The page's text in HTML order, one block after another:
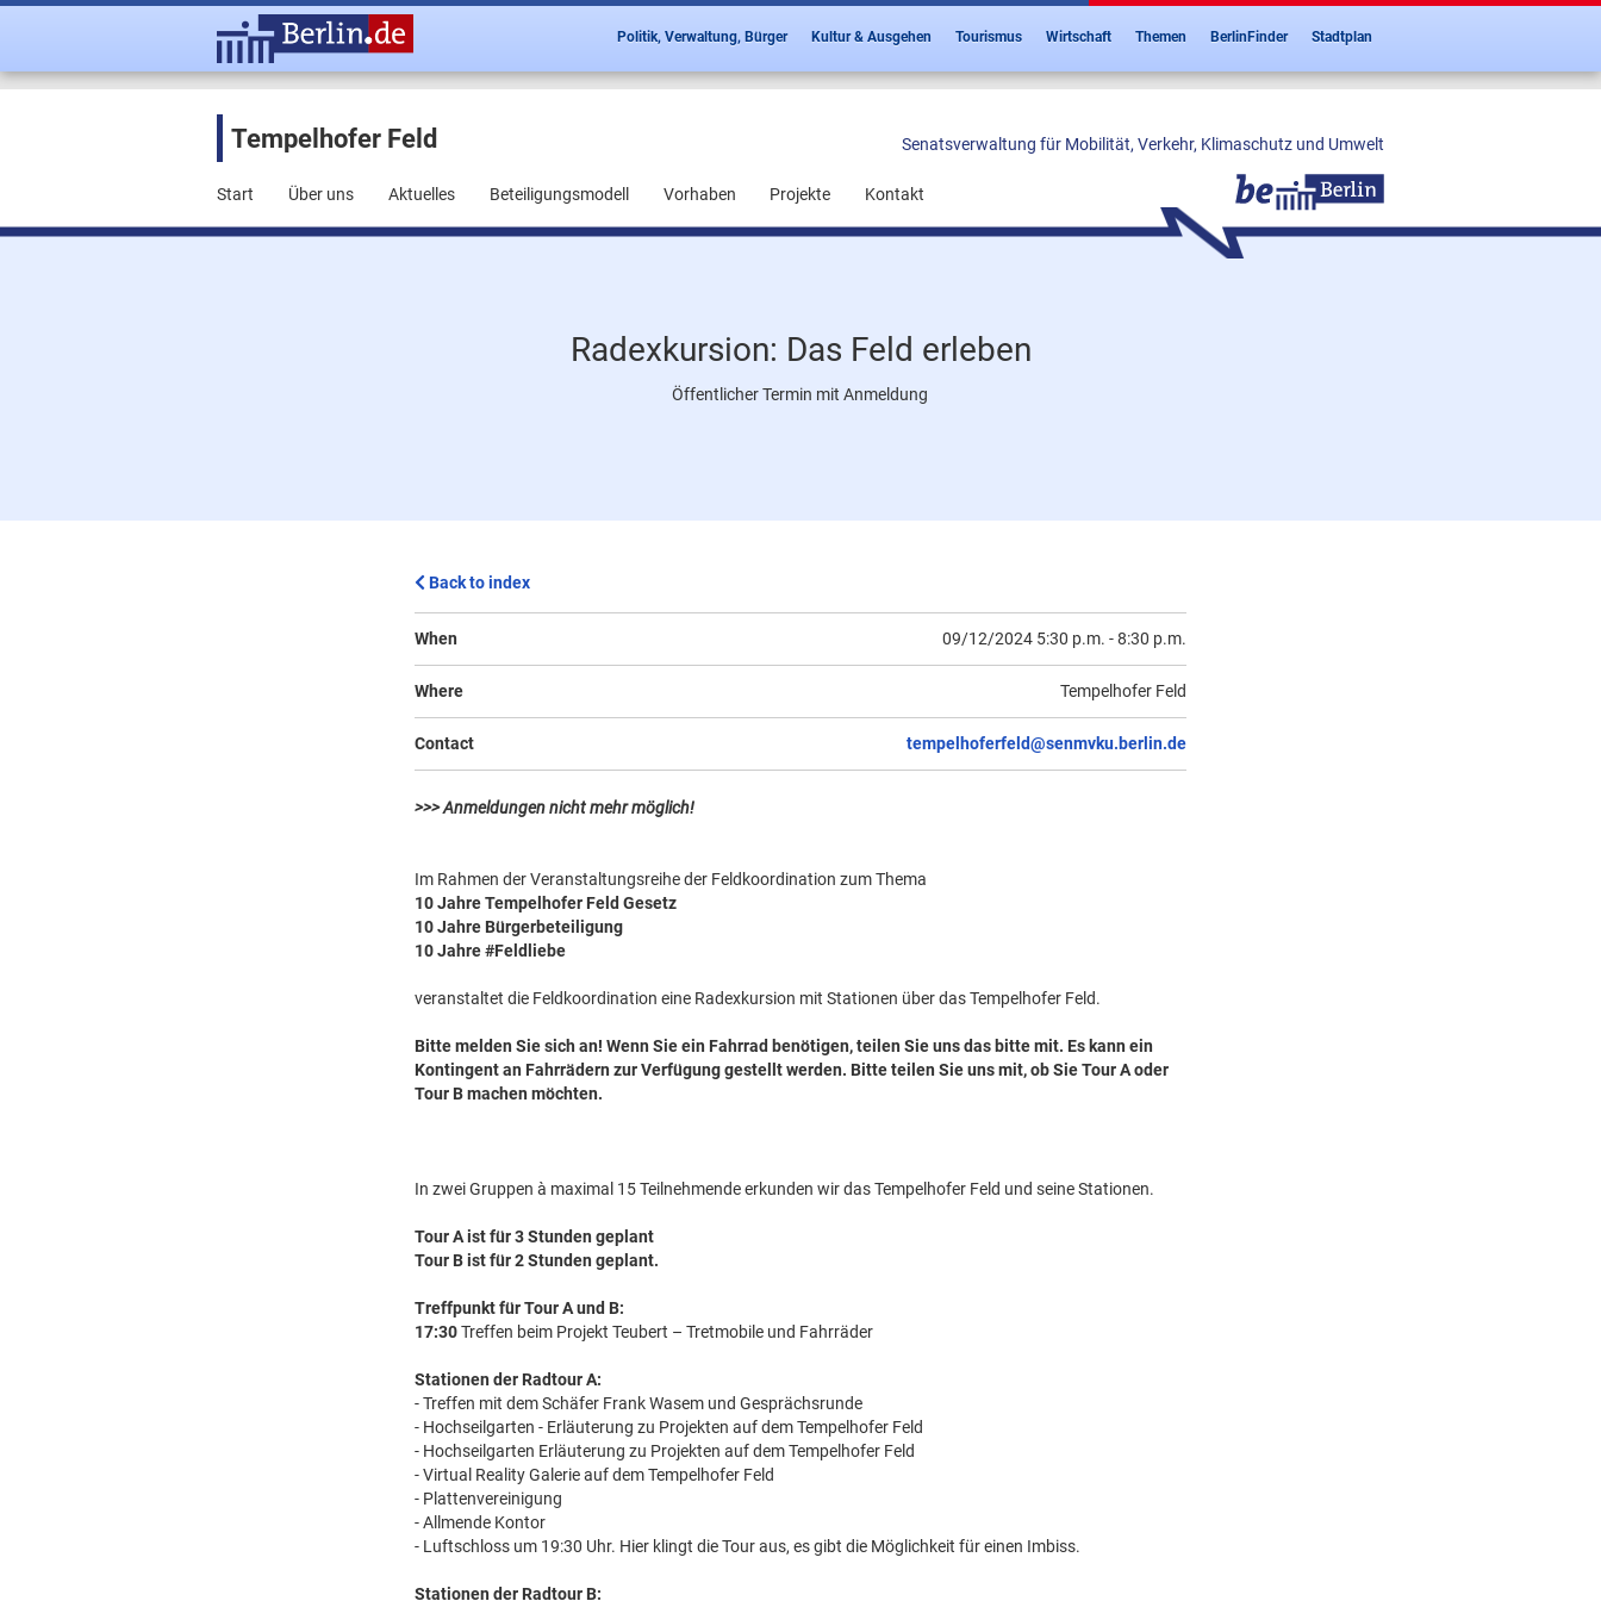
Politik, Verwaltung, Bürger Kultur & Ausgehen Tourismus Wirtschaft Themen BerlinFinder Stadtplan
Tempelhofer Feld
Start Über uns Aktuelles Beteiligungsmodell Vorhaben Projekte Kontakt
Senatsverwaltung für Mobilität, Verkehr, Klimaschutz und Umwelt
Radexkursion: Das Feld erleben
Öffentlicher Termin mit Anmeldung
Back to index
When 09/12/2024 5:30 p.m. -8:30 p.m.
Where Tempelhofer Feld
Contact tempelhoferfeld@senmvku.berlin.de
>>> Anmeldungen nicht mehr möglich!
Im Rahmen der Veranstaltungsreihe der Feldkoordination zum Thema
10 Jahre Tempelhofer Feld Gesetz
10 Jahre Bürgerbeteiligung
10 Jahre #Feldliebe
veranstaltet die Feldkoordination eine Radexkursion mit Stationen über das Tempelhofer Feld.
Bitte melden Sie sich an! Wenn Sie ein Fahrrad benötigen, teilen Sie uns das bitte mit. Es kann ein
Kontingent an Fahrrädern zur Verfügung gestellt werden. Bitte teilen Sie uns mit, ob Sie Tour A oder
Tour B machen möchten.
In zwei Gruppen à maximal 15 Teilnehmende erkunden wir das Tempelhofer Feld und seine Stationen.
Tour A ist für 3 Stunden geplant
Tour B ist für 2 Stunden geplant.
Treffpunkt für Tour A und B:
17:30Treffen beim Projekt Teubert – Tretmobile und Fahrräder
Stationen der Radtour A:
- Treffen mit dem Schäfer Frank Wasem und Gesprächsrunde
- Hochseilgarten - Erläuterung zu Projekten auf dem Tempelhofer Feld
- Hochseilgarten Erläuterung zu Projekten auf dem Tempelhofer Feld
- Virtual Reality Galerie auf dem Tempelhofer Feld
- Plattenvereinigung
- Allmende Kontor
- Luftschloss um 19:30 Uhr. Hier klingt die Tour aus, es gibt die Möglichkeit für einen Imbiss.
Stationen der Radtour B: